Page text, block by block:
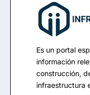
Es un portal
información
construcción,
infraestructura